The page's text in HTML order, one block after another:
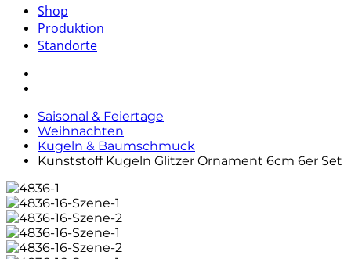
Shop
Produktion
Standorte
Saisonal & Feiertage
Weihnachten
Kugeln & Baumschmuck
Kunststoff Kugeln Glitzer Ornament 6cm 6er Set